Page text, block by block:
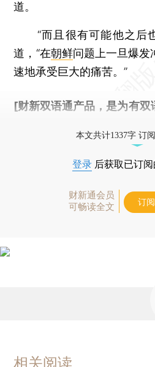
道。
“而且很有可能他之后
道，“在朝鲜问题上一旦爆发
速地承受巨大的痛苦。”
[财新双语通产品，是为有
本文共计1337字 订
登录 后获取已订
财新通会员
可畅读全文
订
相关阅读